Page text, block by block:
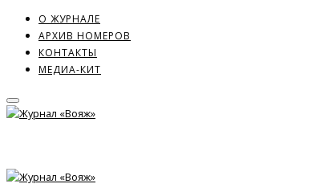
О ЖУРНАЛЕ
АРХИВ НОМЕРОВ
КОНТАКТЫ
МЕДИА-КИТ